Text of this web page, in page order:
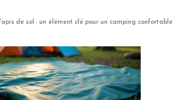
de sol : un élément clé pour un camping confortable